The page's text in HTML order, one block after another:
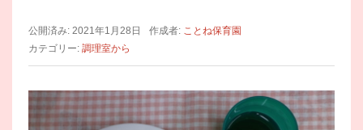
公開済み: 2021年1月28日 作成者: ことね保育園
カテゴリー: 調理室から